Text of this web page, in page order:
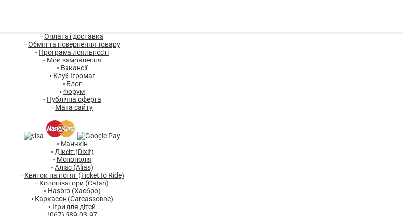
◦Оплата і доставка
◦Обмін та повернення товару
◦ Програма лояльності
◦ Моє замовлення
◦ Вакансії
◦ Клуб Ігромаг
◦ Блог
◦Форум
◦ Публічна оферта
◦ Мапа сайту
◦ Манчкін
◦ Діксіт (Dixit)
◦ Монополія
◦Аліас (Alias)
◦ Квиток на потяг (Ticket to Ride)
◦ Колонізатори (Catan)
◦ Hasbro (Хасбро)
◦ Каркасон (Carcassonne)
◦ Ігри для дітей